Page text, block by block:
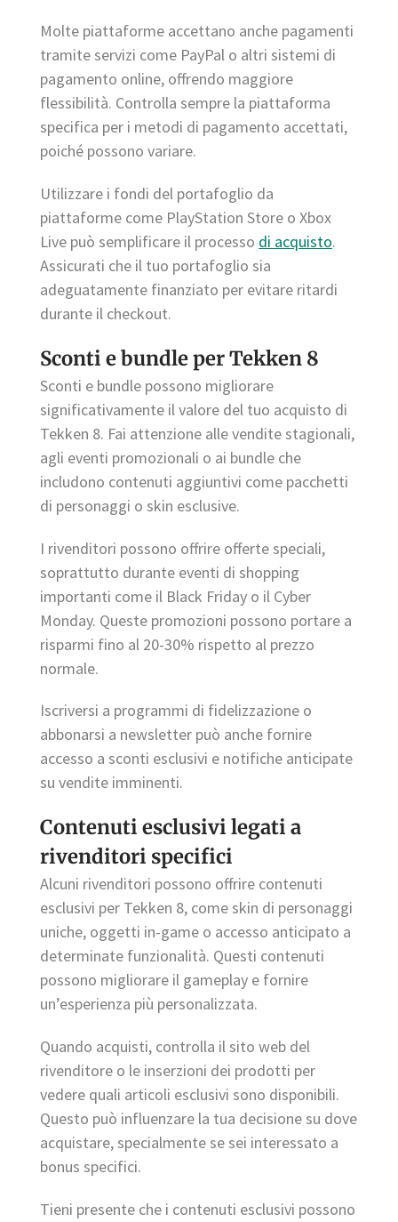
Molte piattaforme accettano anche pagamenti
tramite servizi come PayPal o altri sistemi di
pagamento online, offrendo maggiore
flessibilità. Controlla sempre la piattaforma
specifica per i metodi di pagamento accettati,
poiché possono variare.
Utilizzare i fondi del portafoglio da
piattaforme come PlayStation Store o Xbox
Live può semplificare il processo di acquisto.
Assicurati che il tuo portafoglio sia
adeguatamente finanziato per evitare ritardi
durante il checkout.
Sconti e bundle per Tekken 8
Sconti e bundle possono migliorare
significativamente il valore del tuo acquisto di
Tekken 8. Fai attenzione alle vendite stagionali,
agli eventi promozionali o ai bundle che
includono contenuti aggiuntivi come pacchetti
di personaggi o skin esclusive.
I rivenditori possono offrire offerte speciali,
soprattutto durante eventi di shopping
importanti come il Black Friday o il Cyber
Monday. Queste promozioni possono portare a
risparmi fino al 20-30% rispetto al prezzo
normale.
Iscriversi a programmi di fidelizzazione o
abbonarsi a newsletter può anche fornire
accesso a sconti esclusivi e notifiche anticipate
su vendite imminenti.
Contenuti esclusivi legati a
rivenditori specifici
Alcuni rivenditori possono offrire contenuti
esclusivi per Tekken 8, come skin di personaggi
uniche, oggetti in-game o accesso anticipato a
determinate funzionalità. Questi contenuti
possono migliorare il gameplay e fornire
un’esperienza più personalizzata.
Quando acquisti, controlla il sito web del
rivenditore o le inserzioni dei prodotti per
vedere quali articoli esclusivi sono disponibili.
Questo può influenzare la tua decisione su dove
acquistare, specialmente se sei interessato a
bonus specifici.
Tieni presente che i contenuti esclusivi possono